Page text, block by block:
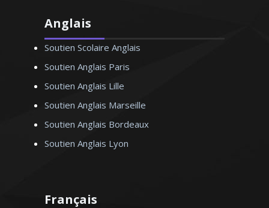
Anglais
Soutien Scolaire Anglais
Soutien Anglais Paris
Soutien Anglais Lille
Soutien Anglais Marseille
Soutien Anglais Bordeaux
Soutien Anglais Lyon
Français